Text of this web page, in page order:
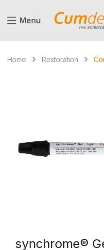
Menu
Home Restoration
synchrome®